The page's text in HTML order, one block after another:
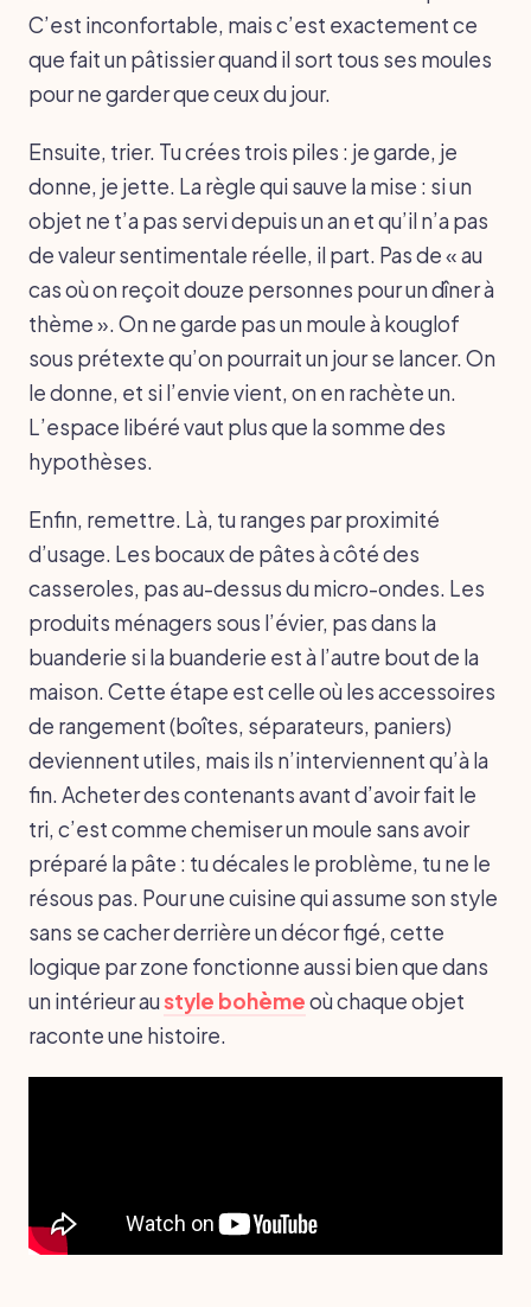
C’est inconfortable, mais c’est exactement ce
que fait un pâtissier quand il sort tous ses moules
pour ne garder que ceux du jour.
Ensuite, trier. Tu crées trois piles : je garde, je
donne, je jette. La règle qui sauve la mise : si un
objet ne t’a pas servi depuis un an et qu’il n’a pas
de valeur sentimentale réelle, il part. Pas de « au
cas où on reçoit douze personnes pour un dîner à
thème ». On ne garde pas un moule à kouglof
sous prétexte qu’on pourrait un jour se lancer. On
le donne, et si l’envie vient, on en rachète un.
L’espace libéré vaut plus que la somme des
hypothèses.
Enfin, remettre. Là, tu ranges par proximité
d’usage. Les bocaux de pâtes à côté des
casseroles, pas au-dessus du micro-ondes. Les
produits ménagers sous l’évier, pas dans la
buanderie si la buanderie est à l’autre bout de la
maison. Cette étape est celle où les accessoires
de rangement (boîtes, séparateurs, paniers)
deviennent utiles, mais ils n’interviennent qu’à la
fin. Acheter des contenants avant d’avoir fait le
tri, c’est comme chemiser un moule sans avoir
préparé la pâte : tu décales le problème, tu ne le
résous pas. Pour une cuisine qui assume son style
sans se cacher derrière un décor figé, cette
logique par zone fonctionne aussi bien que dans
un intérieur austyle bohèmeoù chaque objet
raconte une histoire.